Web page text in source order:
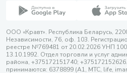
ООО «Кравт». Республика Беларусь,
Независимости, 76, оф. 103.
реестре №769481 от 20.02.2026 УНП
13.10.1992. Отдел торговли и услуг
района, +375172151740;
принимаются: 6378899 (А1, МТС, life,